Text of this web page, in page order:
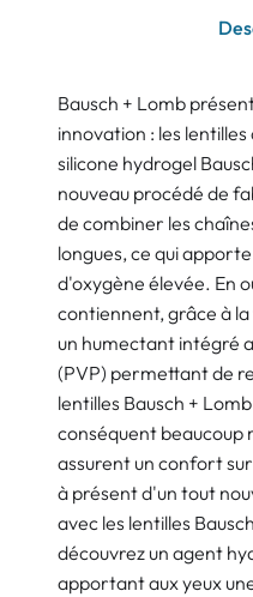
Bausch + Lomb
innovation : les
silicone hydrogel
nouveau procédé de
de combiner les
longues, ce qui
d'oxygène élevée. En
contiennent, grâce à
un humectant intégré
(PVP) permettant de
lentilles Bausch +
conséquent beaucoup
assurent un confort
à présent d'un tout
avec les lentilles
découvrez un agent
apportant aux yeux